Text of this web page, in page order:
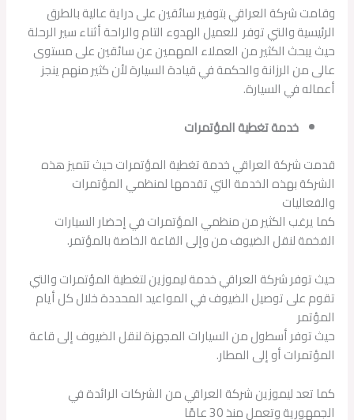
وقامت شركة العراقي بتوفير سائقين على دراية عالية بالطرق
الرئيسية والتي توفر للعميل الهدوء التام والراحة أثناء سير الرحلة
حيث يبحث الكثير من العملاء المهمين عن سائقين على مستوى
عالى من الرزانة والحكمة في قيادة السيارة لأن كثير منهم ينجز
أعماله في السيارة.
خدمة تغطية المؤتمرات
قدمت شركة العراقي خدمة تغطية المؤتمرات حيث تتميز هذه
الشركة بهذه الخدمة التي تقدمها لمنظمي المؤتمرات
والفعاليات
كما يرغب الكثير من منظمي المؤتمرات في إحضار السيارات
الفخمة لنقل الضيوف من وإلى القاعة الخاصة بالمؤتمر.
حيث توفر شركة العراقي خدمة ليموزين لتغطية المؤتمرات والتي
تقوم على توصيل الضيوف في المواعيد المحددة خلال كل أيام
المؤتمر
حيث توفر أسطول من السيارات المجهزة لنقل الضيوف إلى قاعة
المؤتمرات أو إلى المطار.
كما تعد ليموزين شركة العراقي من الشركات الرائدة في
الجمهورية وتعمل منذ 30 عامًا